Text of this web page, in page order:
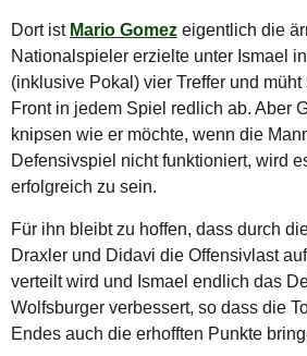
Dort ist Mario Gomez eigentlich die
Nationalspieler erzielte unter Ismael
(inklusive Pokal) vier Treffer und
Front in jedem Spiel redlich ab. Aber
knipsen wie er möchte, wenn die
Defensivspiel nicht funktioniert, wird
erfolgreich zu sein.
Für ihn bleibt zu hoffen, dass durch
Draxler und Didavi die Offensivlast
verteilt wird und Ismael endlich das
Wolfsburger verbessert, so dass die
Endes auch die erhofften Punkte